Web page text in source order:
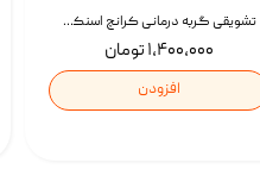
تشویقی گربه درمانی کرانچ اسنکی با طعم میکس Snacky Crunch Cat Treats وزن 60 گرم بسته 4 عددی
۱,۴۰۰,۰۰۰ تومان
افزودن